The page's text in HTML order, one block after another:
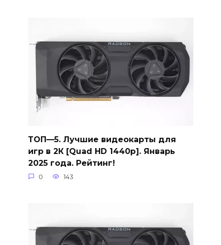
ТОП—5. Лучшие видеокарты для
игр в 2К [Quad HD 1440p]. Январь
2025 года. Рейтинг!
0 143